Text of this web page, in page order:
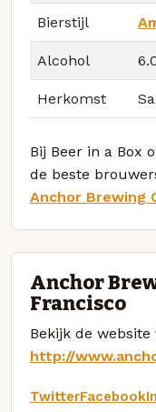
Bierstijl
Alcohol
Herkomst
Bij Beer in a Box
de beste
Anchor Brewing
Anchor
Francisco
Bekijk de
http://
TwitterFacebook